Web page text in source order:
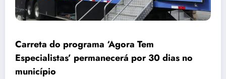
Carreta do programa ‘Agora Tem
Especialistas’ permanecerá por 30 dias no
município